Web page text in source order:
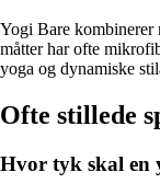
Yogi Bare kombinerer
måtter har ofte
yoga og dynamiske
Ofte stillede
Hvor tyk skal en